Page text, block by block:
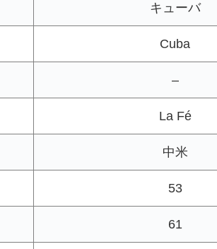
キューバ
Cuba
–
La Fé
中米
53
61